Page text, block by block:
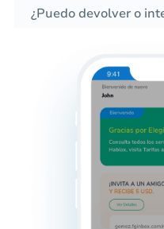
¿Puedo devolver o